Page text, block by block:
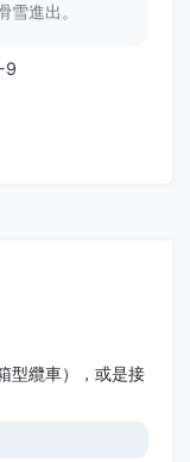
進出。
9
型纜車），或是接